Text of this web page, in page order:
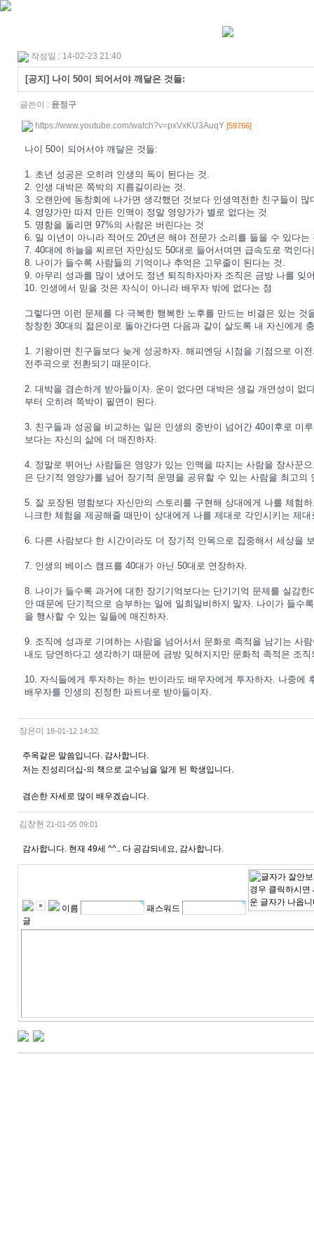
작성일 : 14-02-23 21:40
[공지] 나이 50이 되어서야 깨달은 것들:
글쓴이 : 윤정구
https://www.youtube.com/watch?v=pxVxKU3AuqY [59766]
나이 50이 되어서야 깨달은 것들:
1. 초년 성공은 오히려 인생의 독이 된다는 것.
2. 인생 대박은 쪽박의 지름길이라는 것.
3. 오랜만에 동창회에 나가면 생각했던 것보다 인생역전한 친구들이 많
4. 영양가만 따져 만든 인맥이 정말 영양가가 별로 없다는 것
5. 명함을 돌리면 97%의 사람은 버린다는 것
6. 일 이년이 아니라 적어도 20년은 해야 전문가 소리를 들을 수 있다는
7. 40대에 하늘을 찌르던 자만심도 50대로 들어서며면 급속도로 꺽인
8. 나이가 들수록 사람들의 기억이나 추억은 고무줄이 된다는 것.
9. 아무리 성과를 많이 냈어도 정년 퇴직하자마자 조직은 금방 나를 잊
10. 인생에서 믿을 것은 자식이 아니라 배우자 밖에 없다는 점
그렇다면 이런 문제를 다 극복한 행복한 노후를 만드는 비결은 있는 것
창창한 30대의 젊은이로 돌아간다면 다음과 같이 살도록 내 자신에게
1. 기왕이면 친구들보다 늦게 성공하자. 해피엔딩 시점을 기점으로 이
전주곡으로 전환되기 때문이다.
2. 대박을 겸손하게 받아들이자. 운이 없다면 대박은 생길 개연성이 없
부터 오히려 쪽박이 필연이 된다.
3. 친구들과 성공을 비교하는 일은 인생의 중반이 넘어간 40이후로 미
보다는 자신의 삶에 더 매진하자.
4. 정말로 뛰어난 사람들은 영양가 있는 인맥을 따지는 사람을 장사꾼
은 단기적 영양가를 넘어 장기적 운명을 공유할 수 있는 사람을 최고의
5. 잘 포장된 명함보다 자신만의 스토리를 구현해 상대에게 나를 체험
니크한 체험을 제공해줄 때만이 상대에게 나를 제대로 각인시키는 제
6. 다른 사람보다 한 시간이라도 더 장기적 안목으로 집중해서 세상을
7. 인생의 베이스 캠프를 40대가 아닌 50대로 연장하자.
8. 나이가 들수록 과거에 대한 장기기억보다는 단기기억 문제를 실감
안 때문에 단기적으로 승부하는 일에 일희일비하지 말자. 나이가 들수
을 행사할 수 있는 일들에 매진하자.
9. 조직에 성과로 기여하는 사람을 넘어서서 문화로 족적을 남기는 사
내도 당연하다고 생각하기 때문에 금방 잊혀지지만 문화적 족적은 조
10. 자식들에게 투자하는 하는 반이라도 배우자에게 투자하자. 나중에
배우자를 인생의 진정한 파트너로 받아들이자.
장은미 18-01-12 14:32
주옥같은 말씀입니다. 감사합니다.
저는 진성리더십-의 책으로 교수님을 알게 된 학생입니다.
겸손한 자세로 많이 배우겠습니다.
김창현 21-01-05 09:01
감사합니다. 현재 49세 ^^.. 다 공감되네요, 감사합니다.
이름
패스워드
글